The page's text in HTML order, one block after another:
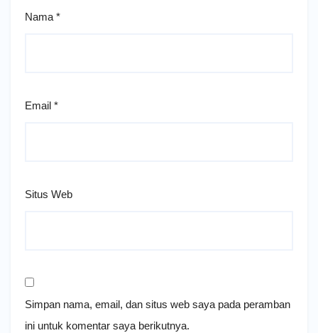
Nama *
Email *
Situs Web
Simpan nama, email, dan situs web saya pada peramban
ini untuk komentar saya berikutnya.